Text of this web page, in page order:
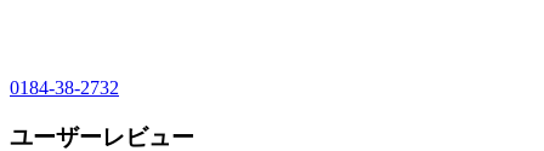
0184-38-2732
ユーザーレビュー